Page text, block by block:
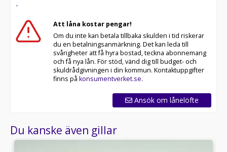
-
Att låna kostar pengar!
Om du inte kan betala tillbaka skulden i tid riskerar
du en betalningsanmärkning. Det kan leda till
svårigheter att få hyra bostad, teckna abonnemang
och få nya lån. För stöd, vänd dig till budget- och
skuldrådgivningen i din kommun. Kontaktuppgifter
finns på konsumentverket.se.
Ansök om lånelöfte
Du kanske även gillar